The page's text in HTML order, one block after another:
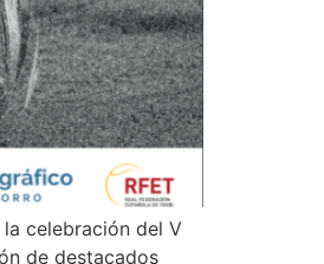
celebración del V
de destacados